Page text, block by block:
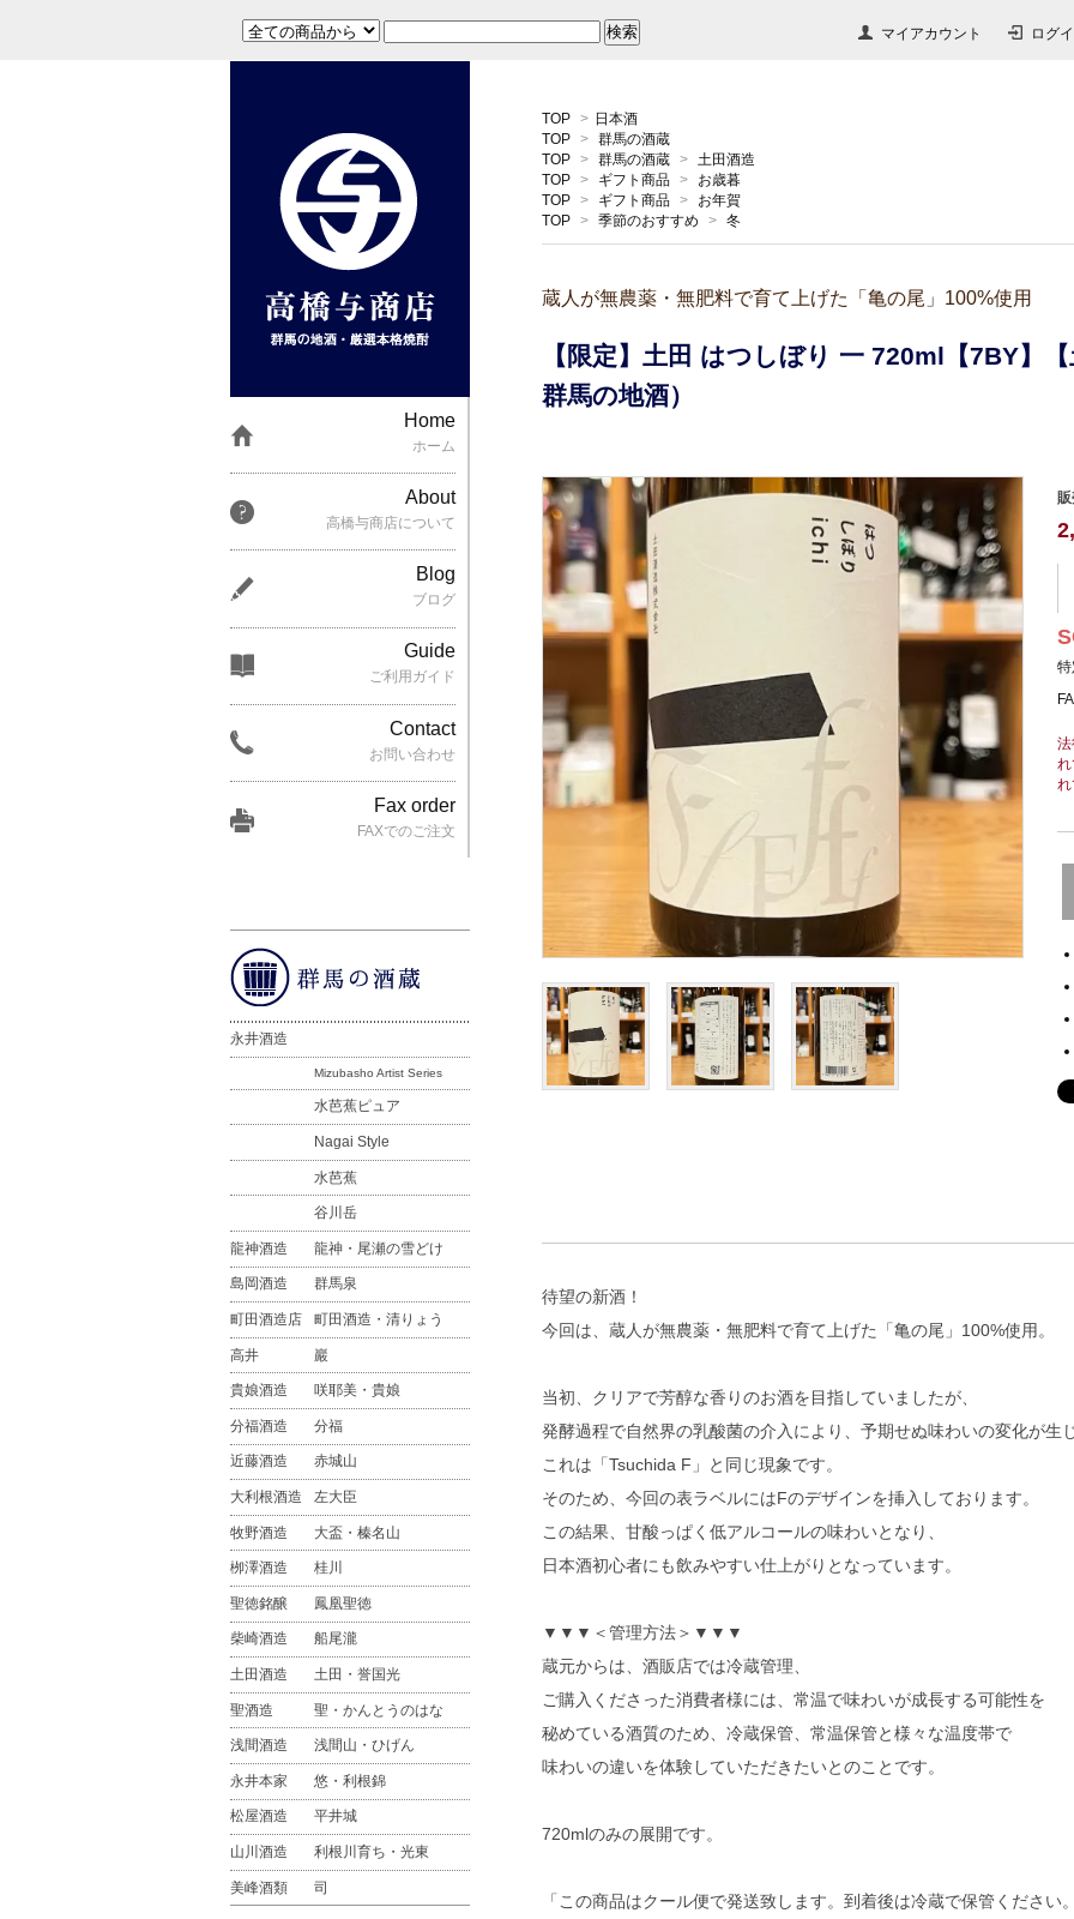
マイアカウント ログ
TOP > 日本酒
TOP > 群馬の酒蔵
TOP > 群馬の酒蔵 > 土田酒造
TOP > ギフト商品 >
お歳暮
TOP > ギフト商品 >
お年賀
TOP > 季節のおすすめ > 冬
蔵人が無農薬・無肥料で育て上げた「亀の尾」100%使用
【限定】土田 はつしぼり 一 720ml【7BY】
群馬の地酒）
れ
待望の新酒！
今回は、蔵人が無農薬・無肥料で育て上げた「亀の尾」100%使用。
当初、クリアで芳醇な香りのお酒を目指していましたが、
発酵過程で自然界の乳酸菌の介入により、予期せぬ味わいの変化が生
これは「Tsuchida F」と同じ現象です。
そのため、今回の表ラベルにはFのデザインを挿入しております。
この結果、甘酸っぱく低アルコールの味わいとなり、
日本酒初心者にも飲みやすい仕上がりとなっています。
▼▼▼＜管理方法＞▼▼▼
蔵元からは、酒販店では冷蔵管理、
ご購入くださった消費者様には、常温で味わいが成長する可能性を
秘めている酒質のため、冷蔵保管、常温保管と様々な温度帯で
味わいの違いを体験していただきたいとのことです。
720mlのみの展開です。
「この商品はクール便で発送致します。到着後は冷蔵で保管ください。
Home
ホーム
About
高橋与商店について
Blog
ブログ
Guide
ご利用ガイド
Contact
お問い合わせ
Fax order
FAXでのご注文
永井酒造
Mizubasho Artist Series
水芭蕉ピュア
Nagai Style
水芭蕉
谷川岳
龍神酒造 龍神・尾瀬の雪どけ
島岡酒造 群馬泉
町田酒造店 町田酒造・清りょう
高井 巖
貴娘酒造 咲耶美・貴娘
分福酒造 分福
近藤酒造 赤城山
大利根酒造 左大臣
牧野酒造 大盃・榛名山
栁澤酒造 桂川
聖徳銘醸 鳳凰聖徳
柴崎酒造 船尾瀧
土田酒造 土田・誉国光
聖酒造 聖・かんとうのはな
浅間酒造 浅間山・ひげん
永井本家 悠・利根錦
松屋酒造 平井城
山川酒造 利根川育ち・光東
美峰酒類 司